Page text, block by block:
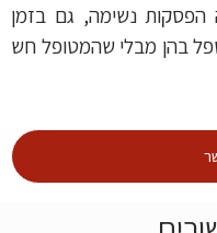
הפסקות נשימה, גם בזמן
בהן מבלי שהמטופל חש